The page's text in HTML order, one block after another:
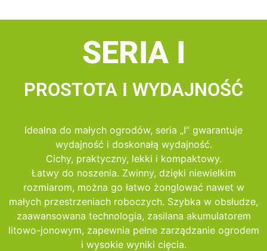
SERIA I
PROSTOTA I WYDAJNOŚĆ
Idealna do małych ogrodów, seria „I” gwarantuje
wydajność i doskonałą wydajność.
Cichy, praktyczny, lekki i kompaktowy.
Łatwy do noszenia. Zwinny, dzięki niewielkim
rozmiarom, można go łatwo żonglować nawet w
małych przestrzeniach roboczych. Szybka w obsłudze,
zaawansowana technologia, zasilana akumulatorem
litowo-jonowym, zapewnia pełne zarządzanie ogrodem
i wysokie wyniki cięcia.